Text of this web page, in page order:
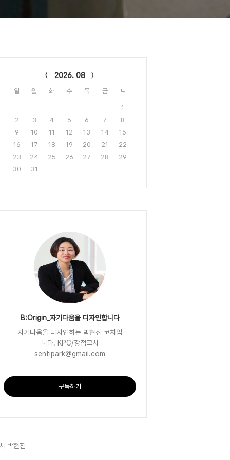
2026. 08
일 월 화 수 목 금 토
1
2
3 4 5 6 7
8
9
10 11 12 13 14
15
16
17 18 19 20 21
22
23
24 25 26 27 28
29
30
31
B:Origin_자기다움을 디자인합니다
자기다움을 디자인하는 박현진 코치입
니다. KPC/강점코치
sentipark@gmail.com
구독하기
박현진